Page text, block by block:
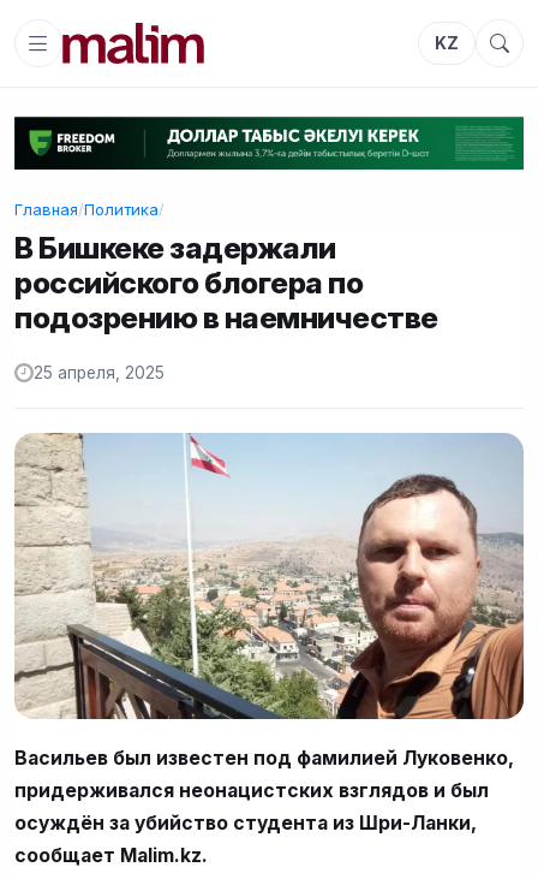
KZ
Главная/Политика/
В Бишкеке задержали
российского блогера по
подозрению в наемничестве
25 апреля, 2025
Васильев был известен под фамилией Луковенко,
придерживался неонацистских взглядов и был
осуждён за убийство студента из Шри-Ланки,
сообщает Malim.kz.